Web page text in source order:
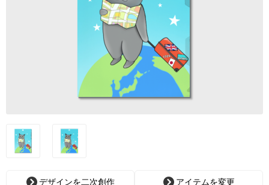
デザインを二次創作 アイテムを変更